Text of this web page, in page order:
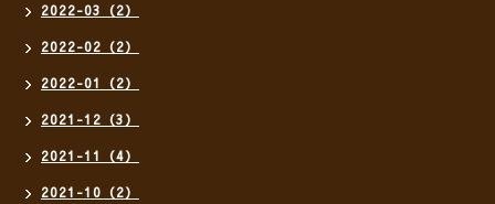
2022-03（2）
2022-02（2）
2022-01（2）
2021-12（3）
2021-11（4）
2021-10（2）